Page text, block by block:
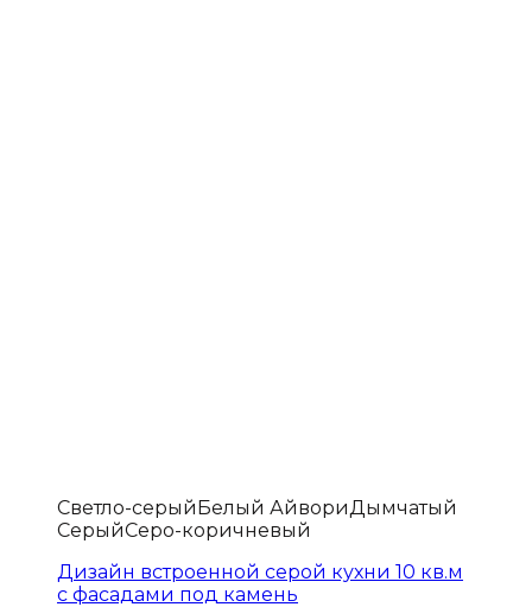
Светло-серыйБелый АйвориДымчатый
СерыйСеро-коричневый
Дизайн встроенной серой кухни 10 кв.м
с фасадами под камень